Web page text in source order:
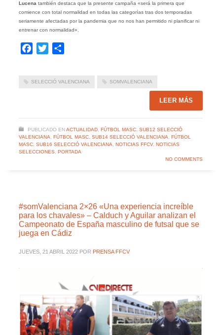
Lucena también destaca que la presente campaña «será la primera que
comience con total normalidad en todas las categorías tras dos temporadas
seriamente afectadas por la pandemia que no nos han permitido ni planificar ni
entrenar con normalidad».
Facebook
Twitter
SELECCIÓ VALENCIANA SOMVALENCIANA
LEER MÁS
PUBLICADO EN ACTUALIDAD, FÚTBOL MASC. SUB12 SELECCIÓ
VALENCIANA, FÚTBOL MASC. SUB14 SELECCIÓ VALENCIANA, FÚTBOL
MASC. SUB16 SELECCIÓ VALENCIANA, NOTICIAS FFCV, NOTICIAS
SELECCIONES, PORTADA
NO COMMENTS
#somValenciana 2×26 «Una experiencia increíble
para los chavales» – Calduch y Aguilar analizan el
Campeonato de España masculino de futsal que se
juega en Cádiz
JUEVES, 21 ABRIL 2022 POR PRENSA FFCV